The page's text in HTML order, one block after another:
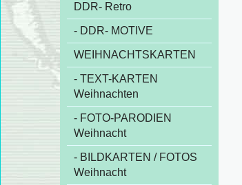
DDR- Retro
- DDR- MOTIVE
WEIHNACHTSKARTEN
- TEXT-KARTEN
Weihnachten
- FOTO-PARODIEN
Weihnacht
- BILDKARTEN / FOTOS
Weihnacht